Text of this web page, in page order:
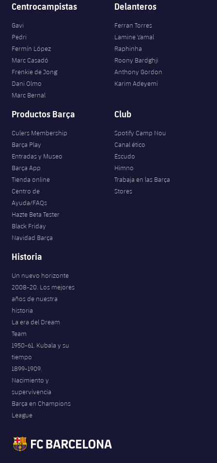
Centrocampistas
Gavi
Pedri
Fermín López
Marc Casadó
Frenkie de Jong
Dani Olmo
Marc Bernal
Delanteros
Ferran Torres
Lamine Yamal
Raphinha
Roony Bardghji
Anthony Gordon
Karim Adeyemi
Productos Barça
Culers Membership
Barça Play
Entradas y Museo
Barça App
Tienda online
Centro de
Ayuda/FAQs
Hazte Beta Tester
Black Friday
Navidad Barça
Club
Spotify Camp Nou
Canal ético
Escudo
Himno
Trabaja en las Barça
Stores
Historia
Un nuevo horizonte
2008-20. Los mejores
años de nuestra
historia
La era del Dream
Team
1950-61. Kubala y su
tiempo
1899-1909.
Nacimiento y
supervivencia
Barça en Champions
League